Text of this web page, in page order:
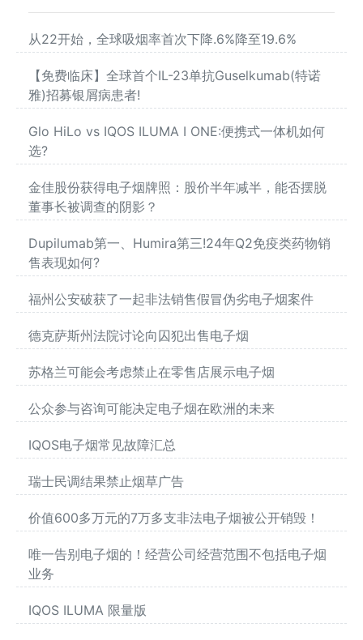
从22开始，全球吸烟率首次下降.6%降至19.6%
【免费临床】全球首个IL-23单抗Guselkumab(特诺
雅)招募银屑病患者!
Glo HiLo vs IQOS ILUMA I ONE:便携式一体机如何
选?
金佳股份获得电子烟牌照：股价半年减半，能否摆脱
董事长被调查的阴影？
Dupilumab第一、Humira第三!24年Q2免疫类药物销
售表现如何?
福州公安破获了一起非法销售假冒伪劣电子烟案件
德克萨斯州法院讨论向囚犯出售电子烟
苏格兰可能会考虑禁止在零售店展示电子烟
公众参与咨询可能决定电子烟在欧洲的未来
IQOS电子烟常见故障汇总
瑞士民调结果禁止烟草广告
价值600多万元的7万多支非法电子烟被公开销毁！
唯一告别电子烟的！经营公司经营范围不包括电子烟
业务
IQOS ILUMA 限量版